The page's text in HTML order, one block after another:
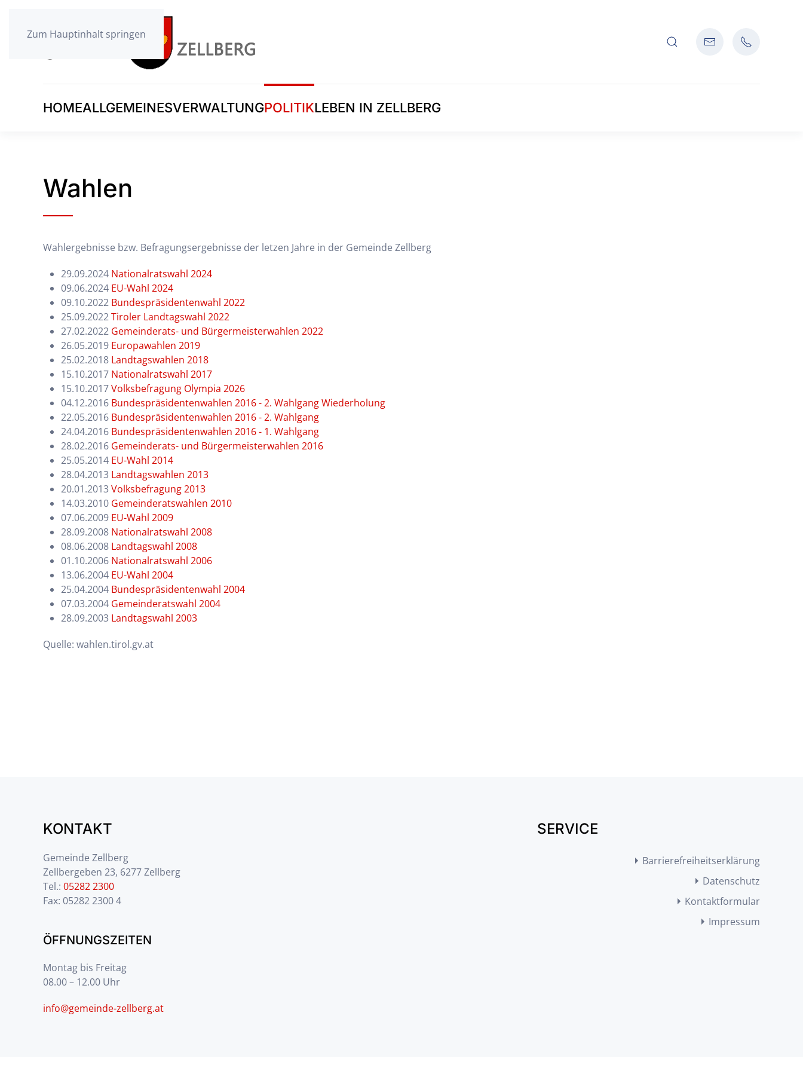
Zum Hauptinhalt springen
HOMEALLGEMEINESVERWALTUNGPOLITIKLEBEN IN ZELLBERG
Wahlen
Wahlergebnisse bzw. Befragungsergebnisse der letzen Jahre in der Gemeinde Zellberg
29.09.2024 Nationalratswahl 2024
09.06.2024 EU-Wahl 2024
09.10.2022 Bundespräsidentenwahl 2022
25.09.2022Tiroler Landtagswahl 2022
27.02.2022 Gemeinderats- und Bürgermeisterwahlen 2022
26.05.2019 Europawahlen 2019
25.02.2018 Landtagswahlen 2018
15.10.2017 Nationalratswahl 2017
15.10.2017Volksbefragung Olympia 2026
04.12.2016 Bundespräsidentenwahlen 2016 - 2. Wahlgang Wiederholung
22.05.2016 Bundespräsidentenwahlen 2016 - 2. Wahlgang
24.04.2016 Bundespräsidentenwahlen 2016 - 1. Wahlgang
28.02.2016 Gemeinderats- und Bürgermeisterwahlen 2016
25.05.2014 EU-Wahl 2014
28.04.2013 Landtagswahlen 2013
20.01.2013Volksbefragung 2013
14.03.2010 Gemeinderatswahlen 2010
07.06.2009 EU-Wahl 2009
28.09.2008 Nationalratswahl 2008
08.06.2008 Landtagswahl 2008
01.10.2006 Nationalratswahl 2006
13.06.2004 EU-Wahl 2004
25.04.2004 Bundespräsidentenwahl 2004
07.03.2004 Gemeinderatswahl 2004
28.09.2003 Landtagswahl 2003
Quelle: wahlen.tirol.gv.at
KONTAKT
Gemeinde Zellberg
Zellbergeben 23, 6277 Zellberg
Tel.: 05282 2300
Fax: 05282 2300 4
ÖFFNUNGSZEITEN
Montag bis Freitag
08.00 – 12.00 Uhr
info@gemeinde-zellberg.at
SERVICE
Barrierefreiheitserklärung
Datenschutz
Kontaktformular
Impressum